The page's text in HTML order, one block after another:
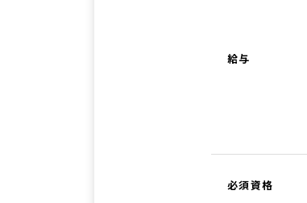
給与
必須資格